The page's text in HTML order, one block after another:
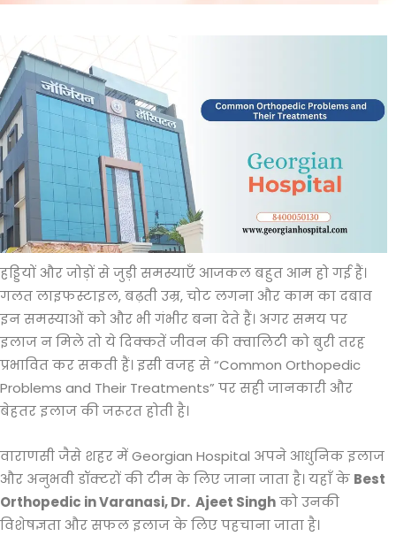
हड्डियों और जोड़ों से जुड़ी समस्याएँ आजकल बहुत आम हो गई हैं।
गलत लाइफस्टाइल, बढ़ती उम्र, चोट लगना और काम का दबाव
इन समस्याओं को और भी गंभीर बना देते हैं। अगर समय पर
इलाज न मिले तो ये दिक्कतें जीवन की क्वालिटी को बुरी तरह
प्रभावित कर सकती हैं। इसी वजह से “Common Orthopedic
Problems and Their Treatments” पर सही जानकारी और
बेहतर इलाज की जरूरत होती है।
वाराणसी जैसे शहर में Georgian Hospital अपने आधुनिक इलाज
और अनुभवी डॉक्टरों की टीम के लिए जाना जाता है। यहाँ के Best
Orthopedic in Varanasi, Dr. Ajeet Singhको उनकी
विशेषज्ञता और सफल इलाज के लिए पहचाना जाता है।